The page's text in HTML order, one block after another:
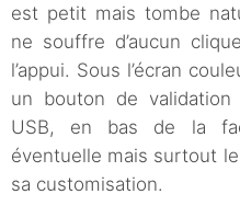
est petit mais tombe
ne souffre d’aucun
l’appui. Sous l’écran
un bouton de
USB, en bas de la
éventuelle mais surtout
sa customisation.